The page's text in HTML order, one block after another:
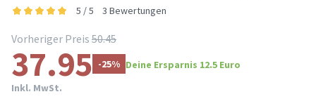
5 / 5 3 Bewertungen
Vorheriger Preis 50.45
37.95 -25% Deine Ersparnis 12.5 Euro
Inkl. MwSt.